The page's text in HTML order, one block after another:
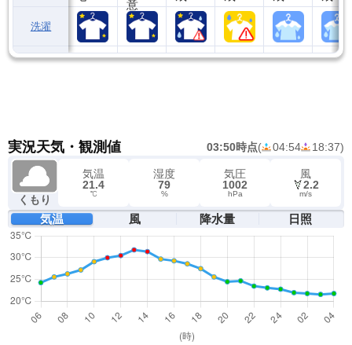
洗濯
実況天気・観測値 03:50時点( 04:54 18:37)
くもり
気温
21.4
℃
湿度
79
%
気圧
1002
hPa
風
2.2
m/s
気温 風 降水量 日照